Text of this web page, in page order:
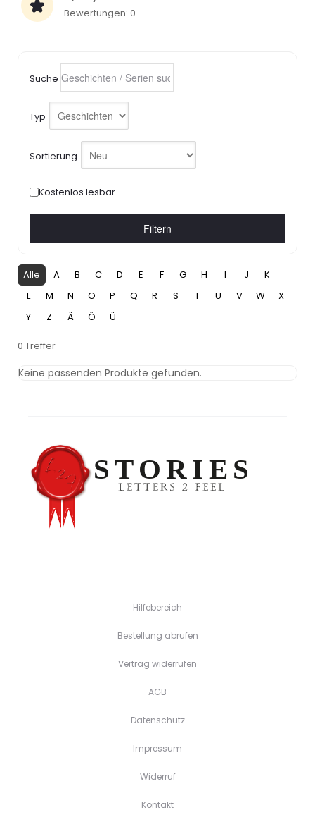
Bewertungen: 0
Suche
Typ
Sortierung
Kostenlos lesbar
Filtern
Alle A B C D E F G H I J
K
L
M N O P Q R S T U V W
X
Y
Z Ä Ö Ü
0 Treffer
Keine passenden Produkte gefunden.
Hilfebereich
Bestellung abrufen
Vertrag widerrufen
AGB
Datenschutz
Impressum
Widerruf
Kontakt